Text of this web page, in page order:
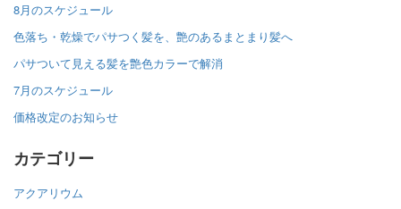
8月のスケジュール
色落ち・乾燥でパサつく髪を、艶のあるまとまり髪へ
パサついて見える髪を艶色カラーで解消
7月のスケジュール
価格改定のお知らせ
カテゴリー
アクアリウム